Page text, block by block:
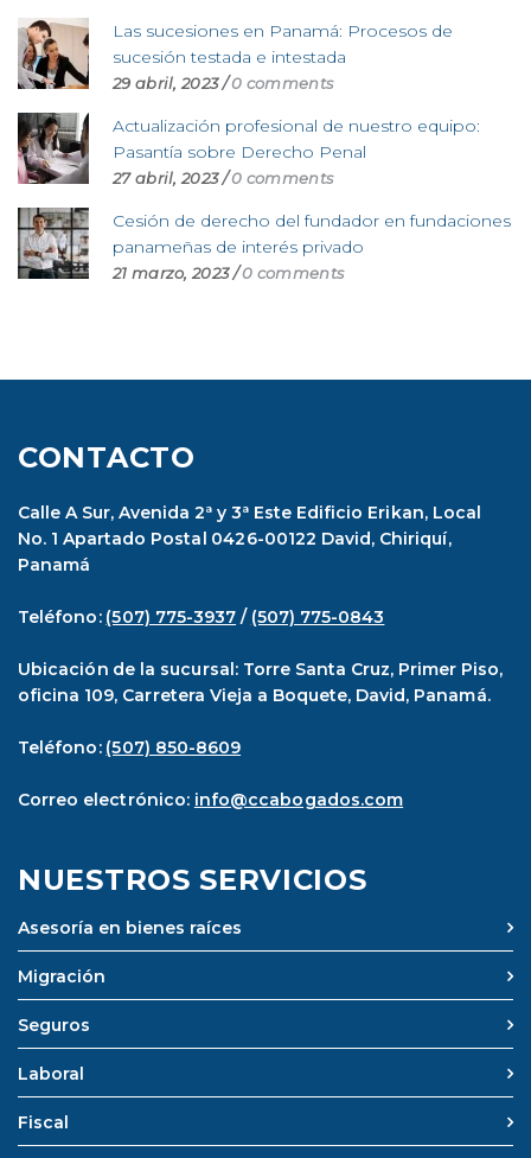
Las sucesiones en Panamá: Procesos de
sucesión testada e intestada
29 abril, 2023 /0 comments
Actualización profesional de nuestro equipo:
Pasantía sobre Derecho Penal
27 abril, 2023 /0 comments
Cesión de derecho del fundador en fundaciones
panameñas de interés privado
21 marzo, 2023 /0 comments
CONTACTO
Calle A Sur, Avenida 2ª y 3ª Este Edificio Erikan, Local
No. 1 Apartado Postal 0426-00122 David, Chiriquí,
Panamá
Teléfono: (507) 775-3937 / (507) 775-0843
Ubicación de la sucursal: Torre Santa Cruz, Primer Piso,
oficina 109, Carretera Vieja a Boquete, David, Panamá.
Teléfono: (507) 850-8609
Correo electrónico: info@ccabogados.com
NUESTROS SERVICIOS
Asesoría en bienes raíces
Migración
Seguros
Laboral
Fiscal